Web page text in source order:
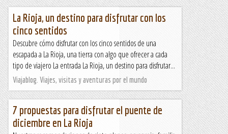
La Rioja, un destino para disfrutar con los
cinco sentidos
Descubre cómo disfrutar con los cinco sentidos de una
escapada a La Rioja, una tierra con algo que ofrecer a cada
tipo de viajero La entrada La Rioja, un destino para disfrutar...
Viajablog. Viajes, visitas y aventuras por el mundo
7 propuestas para disfrutar el puente de
diciembre en La Rioja